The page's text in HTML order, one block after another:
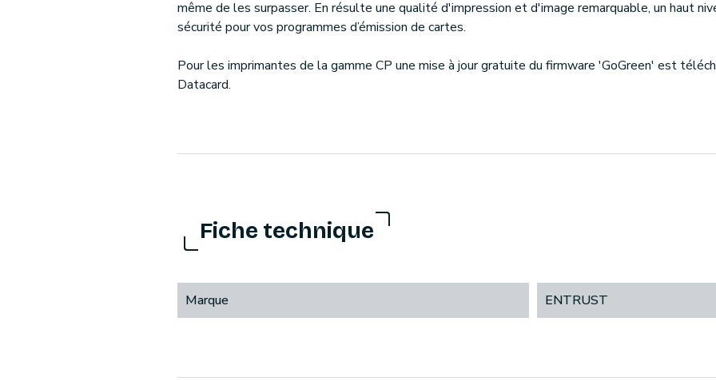
même de les surpasser. En résulte une qualité d'impression et d'image remarquable, un haut
sécurité pour vos programmes d’émission de cartes.
Pour les imprimantes de la gamme CP une mise à jour gratuite du firmware 'GoGreen' est
Datacard.
Fiche technique
Marque ENTRUST